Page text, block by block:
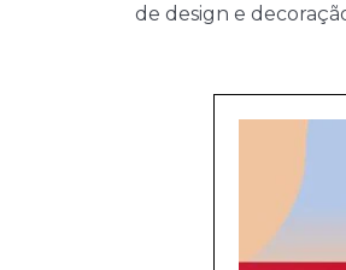
de design e